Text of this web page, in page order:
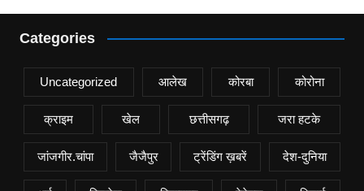
Categories
Uncategorized आलेख कोरबा कोरोना
क्राइम खेल छत्तीसगढ़ जरा हटके
जांजगीर.चांपा जैजैपुर ट्रेंडिंग ख़बरें देश-दुनिया